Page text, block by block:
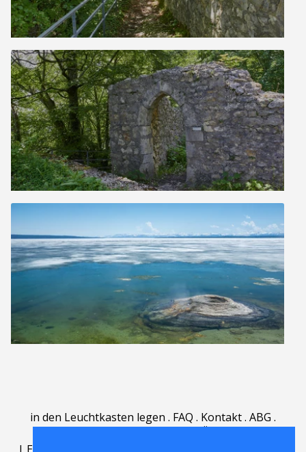
in den Leuchtkasten legen . FAQ . Kontakt. ABG .